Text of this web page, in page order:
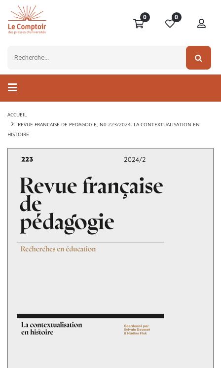
0 0
ACCUEIL
REVUE FRANCAISE DE PEDAGOGIE, N0 223/2024. LA CONTEXTUALISATION EN
HISTOIRE